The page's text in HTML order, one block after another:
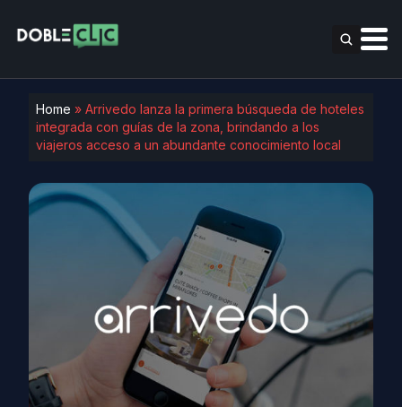
Home » Arrivedo lanza la primera búsqueda de hoteles
integrada con guías de la zona, brindando a los
viajeros acceso a un abundante conocimiento local